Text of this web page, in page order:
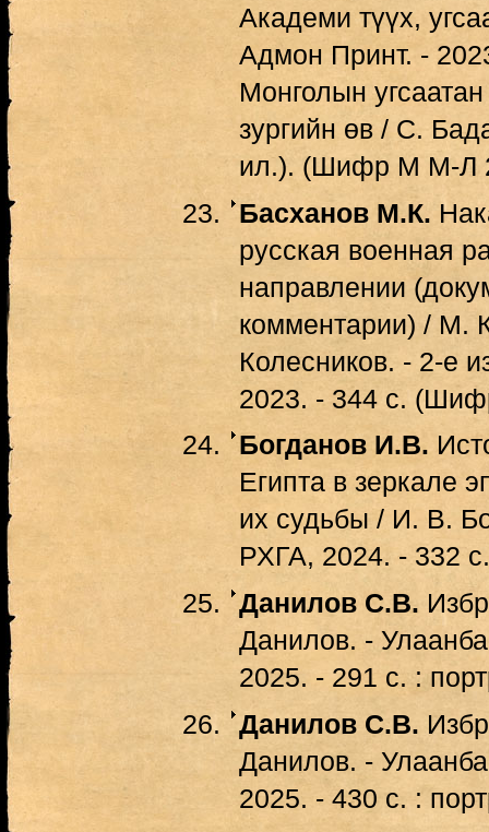
Академи түүх,
Адмон Принт. -
Монголын
зургийн өв / С.
ил.). (Шифр М М-Л
Басханов М.К.
русская военная
направлении
комментарии) / М.
Колесников. - 2-е
2023. - 344 с.
Богданов И.В.
Египта в зеркале
их судьбы / И. В.
РХГА, 2024. - 332
Данилов С.В.
Данилов. -
2025. - 291 с. :
Данилов С.В.
Данилов. -
2025. - 430 с. :